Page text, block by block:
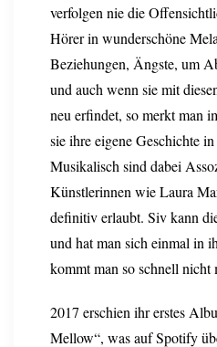
verfolgen nie die
Hörer in wunderschöne
Beziehungen, Ängste, um
und auch wenn sie mit
neu erfindet, so merkt man
sie ihre eigene Geschichte
Musikalisch sind dabei
Künstlerinnen wie Laura
definitiv erlaubt. Siv kann
und hat man sich einmal in
kommt man so schnell nicht
2017 erschien ihr erstes
Mellow“, was auf Spotify